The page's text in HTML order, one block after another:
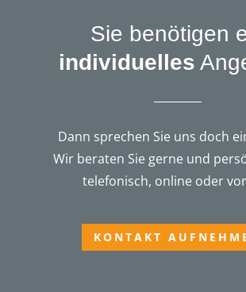
Sie benötigen
individuelles
Dann sprechen Sie uns doch
Wir beraten Sie gerne und
telefonisch, online oder
KONTAKT